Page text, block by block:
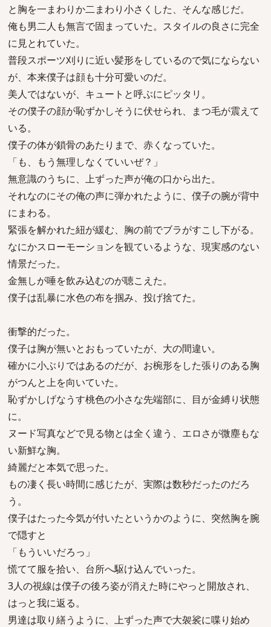
と胸を一まわりか二まわり小さくした、そんな感じだ。
俺も男二人も無言で固まっていた。スタイルの良さに完全
に見とれていた。
普段スポーツ刈りに近い髪形をしているので気にならない
が、本来僕子は顔も十分可愛いのだ。
美人ではないが、キュートと呼ぶにピッタリ。
その僕子の顔が恥ずかしそうに伏せられ、まつ毛が震えて
いる。
僕子の体が鎖骨のあたりまで、赤くなっていた。
「も、もう無理しなくていいぜ？」
無意識のうちに、上ずった声が俺の口から出た。
それなのにその俺の声に弾かれたように、僕子の腕が背中
にまわる。
緊張を解かれた紐が緩む、胸の前でブラがすこし下がる。
なにかスローモーションを観ているような、現実感のない
情景だった。
金無しが唾を飲み込むのが聴こえた。
僕子は乱暴に水色の布を掴み、投げ捨てた。
衝撃的だった。
僕子は胸が無いとおもっていたが、大の間違い。
確かに小ぶりではあるのだが、お椀形をした張りのある胸
がつんと上を向いていた。
恥ずかしげなうす桃色の小さな先端部に、目が金縛り状態
に。
ヌード写真などで見る物とは全く違う、エロさが微塵もな
い新鮮な胸。
綺麗だと本気で思った。
もの凄く長い時間に感じたが、実際は数秒だったのだろ
う。
僕子はたった今気が付いたというかのように、突然胸を腕
で隠すと
「もういいだろっ」
慌てて服を拾い、台所へ駆け込んでいった。
3人の視線は僕子の後ろ姿が消えた時にやっと開放され、
はっと我に返る。
男達は取り繕うように、上ずった声で大袈裟に喋り始め